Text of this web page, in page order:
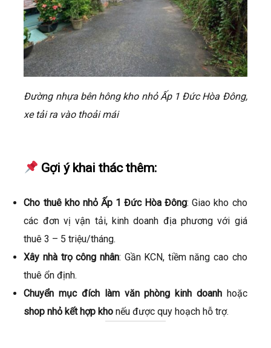
Đường nhựa bên hông kho nhỏ Ấp 1 Đức Hòa Đông,
xe tải ra vào thoải mái
Gợi ý khai thác thêm:
Cho thuê kho nhỏ Ấp 1 Đức Hòa Đông: Giao kho cho
các đơn vị vận tải, kinh doanh địa phương với giá
thuê 3 – 5 triệu/tháng.
Xây nhà trọ công nhân: Gần KCN, tiềm năng cao cho
thuê ổn định.
Chuyển mục đích làm văn phòng kinh doanhhoặc
shop nhỏ kết hợp kho nếu được quy hoạch hỗ trợ.